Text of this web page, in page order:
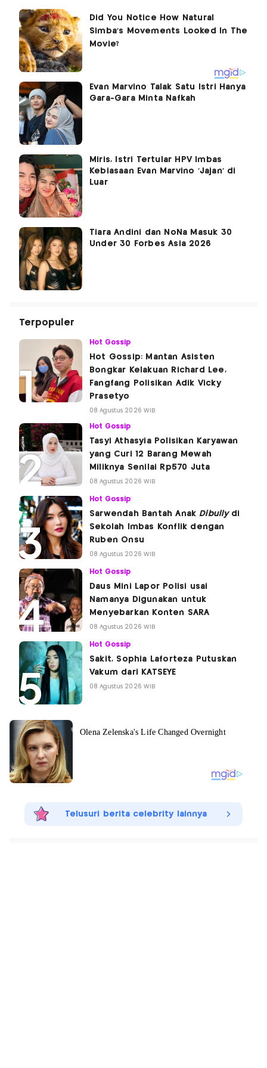
Evan Marvino Talak Satu Istri Hanya
Gara-Gara Minta Nafkah
Miris, Istri Tertular HPV Imbas
Kebiasaan Evan Marvino ‘Jajan’ di
Luar
Tiara Andini dan NoNa Masuk 30
Under 30 Forbes Asia 2026
Terpopuler
Hot Gossip
Hot Gossip: Mantan Asisten
Bongkar Kelakuan Richard Lee,
Fangfang Polisikan Adik Vicky
Prasetyo
08 Agustus 2026 WIB
Hot Gossip
Tasyi Athasyia Polisikan Karyawan
yang Curi 12 Barang Mewah
Miliknya Senilai Rp570 Juta
08 Agustus 2026 WIB
Hot Gossip
Sarwendah Bantah Anak Dibullydi
Sekolah Imbas Konflik dengan
Ruben Onsu
08 Agustus 2026 WIB
Hot Gossip
Daus Mini Lapor Polisi usai
Namanya Digunakan untuk
Menyebarkan Konten SARA
08 Agustus 2026 WIB
Hot Gossip
Sakit, Sophia Laforteza Putuskan
Vakum dari KATSEYE
08 Agustus 2026 WIB
Telusuri berita celebrity lainnya